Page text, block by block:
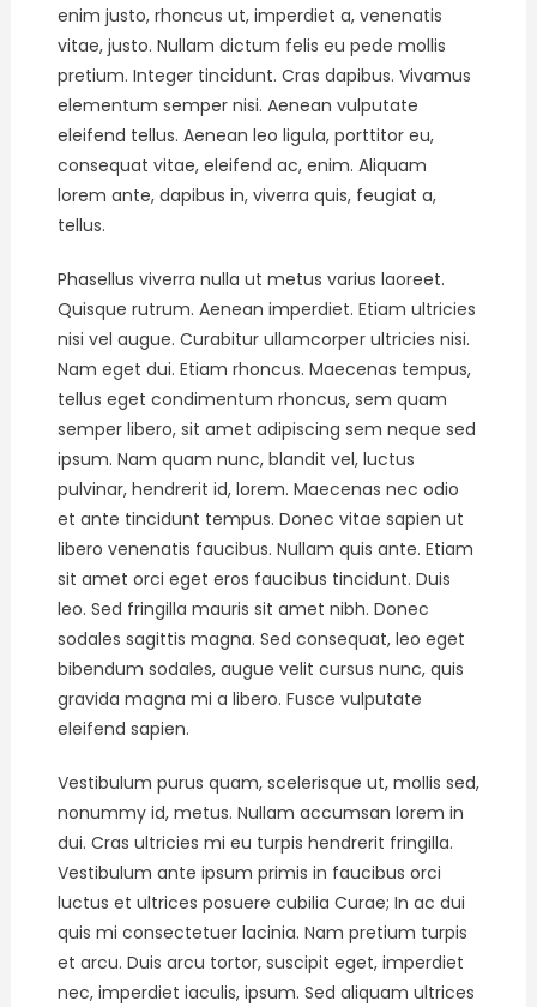
enim justo, rhoncus ut, imperdiet a, venenatis
vitae, justo. Nullam dictum felis eu pede mollis
pretium. Integer tincidunt. Cras dapibus. Vivamus
elementum semper nisi. Aenean vulputate
eleifend tellus. Aenean leo ligula, porttitor eu,
consequat vitae, eleifend ac, enim. Aliquam
lorem ante, dapibus in, viverra quis, feugiat a,
tellus.
Phasellus viverra nulla ut metus varius laoreet.
Quisque rutrum. Aenean imperdiet. Etiam ultricies
nisi vel augue. Curabitur ullamcorper ultricies nisi.
Nam eget dui. Etiam rhoncus. Maecenas tempus,
tellus eget condimentum rhoncus, sem quam
semper libero, sit amet adipiscing sem neque sed
ipsum. Nam quam nunc, blandit vel, luctus
pulvinar, hendrerit id, lorem. Maecenas nec odio
et ante tincidunt tempus. Donec vitae sapien ut
libero venenatis faucibus. Nullam quis ante. Etiam
sit amet orci eget eros faucibus tincidunt. Duis
leo. Sed fringilla mauris sit amet nibh. Donec
sodales sagittis magna. Sed consequat, leo eget
bibendum sodales, augue velit cursus nunc, quis
gravida magna mi a libero. Fusce vulputate
eleifend sapien.
Vestibulum purus quam, scelerisque ut, mollis sed,
nonummy id, metus. Nullam accumsan lorem in
dui. Cras ultricies mi eu turpis hendrerit fringilla.
Vestibulum ante ipsum primis in faucibus orci
luctus et ultrices posuere cubilia Curae; In ac dui
quis mi consectetuer lacinia. Nam pretium turpis
et arcu. Duis arcu tortor, suscipit eget, imperdiet
nec, imperdiet iaculis, ipsum. Sed aliquam ultrices